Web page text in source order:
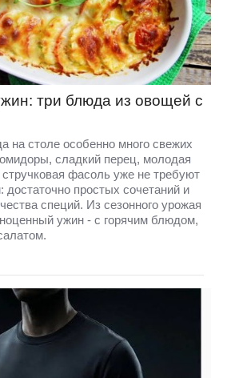
три блюда из овощей с
на столе особенно много свежих
сладкий перец, молодая
фасоль уже не требуют
достаточно простых сочетаний и
специй. Из сезонного урожая
ужин - с горячим блюдом,